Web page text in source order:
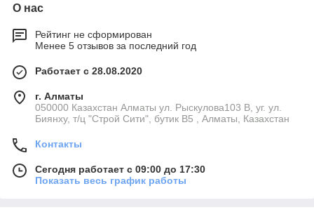
О нас
Рейтинг не сформирован
Менее 5 отзывов за последний год
Работает с 28.08.2020
г. Алматы
050000 Казахстан Алматы ул. Рыскулова103 В, уг. ул.
Биянху, т/ц "Строй Сити", бутик В5 , Алматы, Казахстан
Контакты
Сегодня работает с 09:00 до 17:30
Показать весь график работы